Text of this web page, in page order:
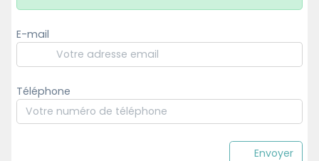
E-mail
Téléphone
Envoyer